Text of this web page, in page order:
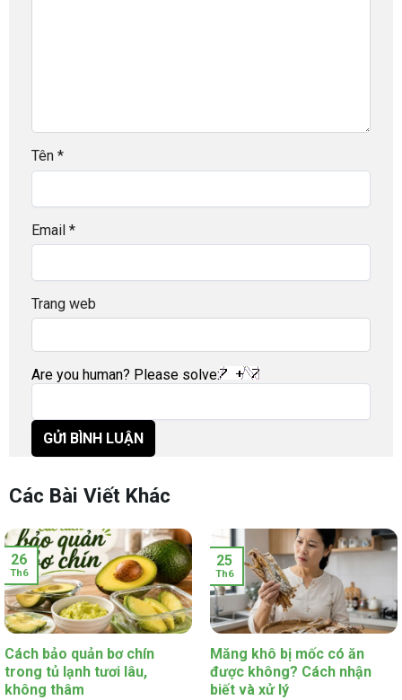
Tên *
Email *
Trang web
Are you human? Please solve:
Các Bài Viết Khác
Cách bảo quản bơ chín
trong tủ lạnh tươi lâu,
không thâm
26
Th6
Măng khô bị mốc có ăn
được không? Cách nhận
biết và xử lý
25
Th6